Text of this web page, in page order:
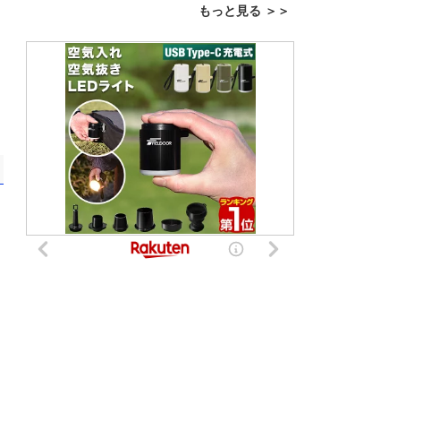
もっと見る ＞＞